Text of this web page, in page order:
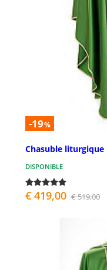
-19%
Chasuble liturgique
DISPONIBLE
€ 419,00 € 519,00